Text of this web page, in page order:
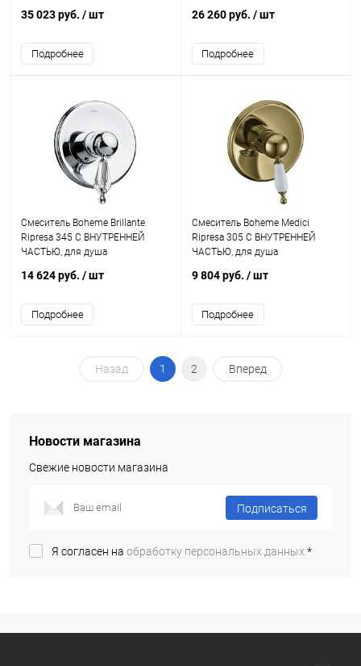
35 023 руб. / шт
Подробнее
26 260 руб. / шт
Подробнее
Смеситель Boheme Brillante
Ripresa 345 С ВНУТРЕННЕЙ
ЧАСТЬЮ, для душа
14 624 руб. / шт
Подробнее
Смеситель Boheme Medici
Ripresa 305 С ВНУТРЕННЕЙ
ЧАСТЬЮ, для душа
9 804 руб. / шт
Подробнее
Назад 1 2 Вперед
Новости магазина
Свежие новости магазина
Подписаться
Я согласен на обработку персональных данных.*